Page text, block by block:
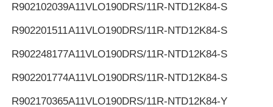
R902102039A11VLO190DRS/11R-NTD12K84-S
R902201511A11VLO190DRS/11R-NTD12K84-S
R902248177A11VLO190DRS/11R-NTD12K84-S
R902201774A11VLO190DRS/11R-NTD12K84-S
R902170365A11VLO190DRS/11R-NTD12K84-Y